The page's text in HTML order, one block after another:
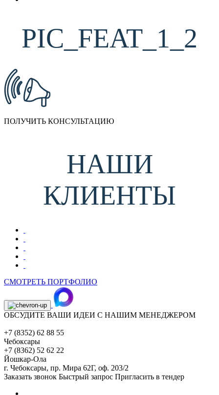
PIC_FEAT_1_2
ПОЛУЧИТЬ КОНСУЛЬТАЦИЮ
НАШИ
КЛИЕНТЫ
СМОТРЕТЬ ПОРТФОЛИО
ОБСУДИТЕ ВАШИ ИДЕИ С НАШИМ МЕНЕДЖЕРОМ
+7 (8352) 62 88 55
Чебоксары
+7 (8362) 52 62 22
Йошкар-Ола
г. Чебоксары, пр. Мира 62Г, оф. 203/2
Заказать звонок Быстрый запрос Пригласить в тендер